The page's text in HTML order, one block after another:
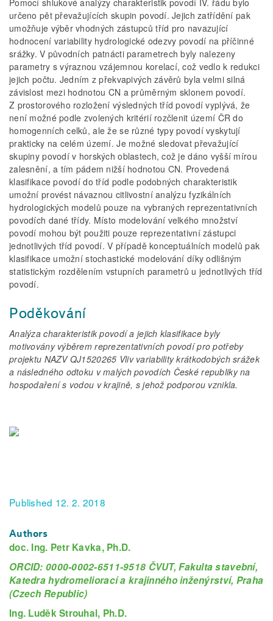
určeno pět převažujících skupin povodí. Jejich zatřídění pak
umožňuje výběr vhodných zástupců tříd pro navazující
hodnocení variability hydrologické odezvy povodí na příčinné
srážky. V původních patnácti parametrech byly nalezeny
parametry s výraznou vzájemnou korelací, což vedlo k redukci
jejich počtu. Jedním z překvapivých závěrů byla velmi silná
závislost mezi hodnotou CN a průměrným sklonem povodí.
Z prostorového rozložení výsledných tříd povodí vyplývá, že
není možné podle zvolených kritérií rozčlenit území ČR do
homogenních celků, ale že se různé typy povodí vyskytují
prakticky na celém území. Je možné sledovat převažující
skupiny povodí v horských oblastech, což je dáno vyšší mírou
zalesnění, a tím pádem nižší hodnotou CN. Provedená
klasifikace povodí do tříd podle podobných charakteristik
umožní provést návaznou citlivostní analýzu fyzikálních
hydrologických modelů pouze na vybraných reprezentativních
povodích dané třídy. Místo modelování velkého množství
povodí mohou být použiti pouze reprezentativní zástupci
jednotlivých tříd povodí. V případě konceptuálních modelů pak
klasifikace umožní stochastické modelování díky odlišným
statistickým rozdělením vstupních parametrů u jednotlivých tříd
povodí.
Poděkování
Analýza charakteristik povodí a jejich klasifikace byly
motivovány výběrem reprezentativních povodí pro potřeby
projektu NAZV QJ1520265 Vliv variability krátkodobých srážek
a následného odtoku v malých povodích České republiky na
hospodaření s vodou v krajině, s jehož podporou vznikla.
Published 12. 2. 2018
Authors
doc. Ing. Petr Kavka, Ph.D.
ORCID: 0000-0002-6511-9518 ČVUT, Fakulta stavební,
Katedra hydromeliorací a krajinného inženýrství, Praha
(Czech Republic)
Ing. Luděk Strouhal, Ph.D.